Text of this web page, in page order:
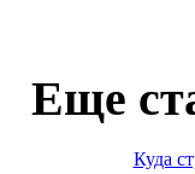
Еще
Куда